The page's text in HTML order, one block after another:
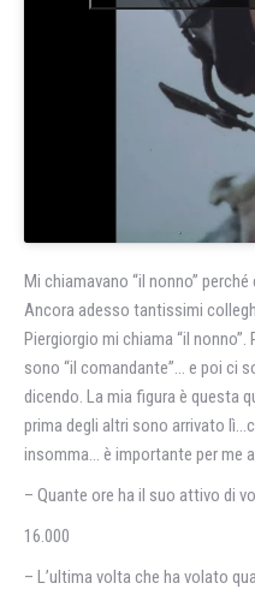
Mi chiamavano “il nonno”
Ancora adesso tantissimi
Piergiorgio mi chiama “il nonno”.
sono “il comandante”… e poi ci
dicendo. La mia figura è questa
prima degli altri sono arrivato
insomma… è importante per me
– Quante ore ha il suo attivo di
16.000
– L’ultima volta che ha volato